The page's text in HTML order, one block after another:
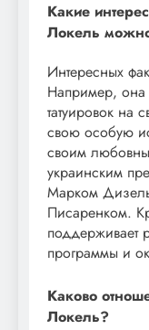
Какие
Локель
Интересных
Например, она
татуировок на
свою особую
своим
украинским
Марком
Писаренком.
поддерживает
программы и
Каково
Локель?